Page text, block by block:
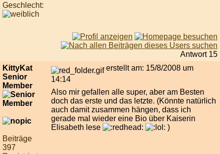
Geschlecht:
Antwort 15
KittyKat
Senior
Member
Beiträge
397
erstellt am: 15/8/2008 um
14:14
Also mir gefallen alle super, aber am Besten
doch das erste und das letzte. (Könnte natürlich
auch damit zusammen hängen, dass ich
gerade mal wieder eine Bio über Kaiserin
Elisabeth lese
)